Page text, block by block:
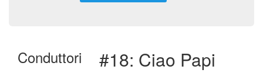
Conduttori #18: Ciao Papi